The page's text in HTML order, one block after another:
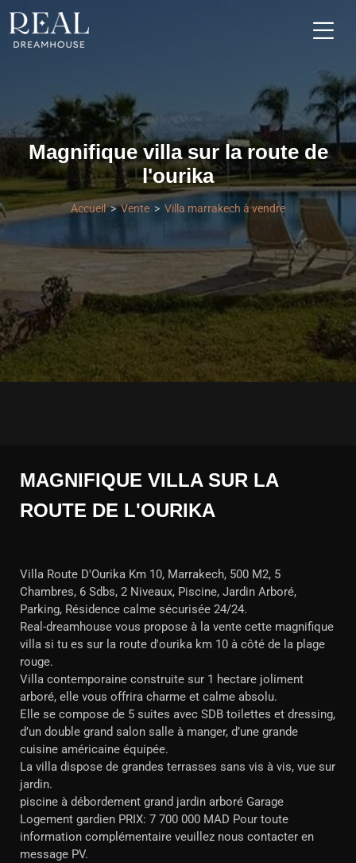
Magnifique villa sur la route de
l'ourika
Accueil Vente Villa marrakech à vendre
MAGNIFIQUE VILLA SUR LA
ROUTE DE L'OURIKA
Villa Route D'Ourika Km 10, Marrakech, 500 M2, 5
Chambres, 6 Sdbs, 2 Niveaux, Piscine, Jardin Arboré,
Parking, Résidence calme sécurisée 24/24.
Real-dreamhouse vous propose à la vente cette magnifique
villa si tu es sur la route d'ourika km 10 à côté de la plage
rouge.
Villa contemporaine construite sur 1 hectare joliment
arboré, elle vous offrira charme et calme absolu.
Elle se compose de 5 suites avec SDB toilettes et dressing,
d’un double grand salon salle à manger, d’une grande
cuisine américaine équipée.
La villa dispose de grandes terrasses sans vis à vis, vue sur
jardin.
piscine à débordement grand jardin arboré Garage
Logement gardien PRIX: 7 700 000 MAD Pour toute
information complémentaire veuillez nous contacter en
message PV.